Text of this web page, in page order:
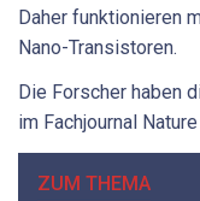
Daher funktionieren
Nano-Transistoren.
Die Forscher haben
im Fachjournal
ZUM THEMA